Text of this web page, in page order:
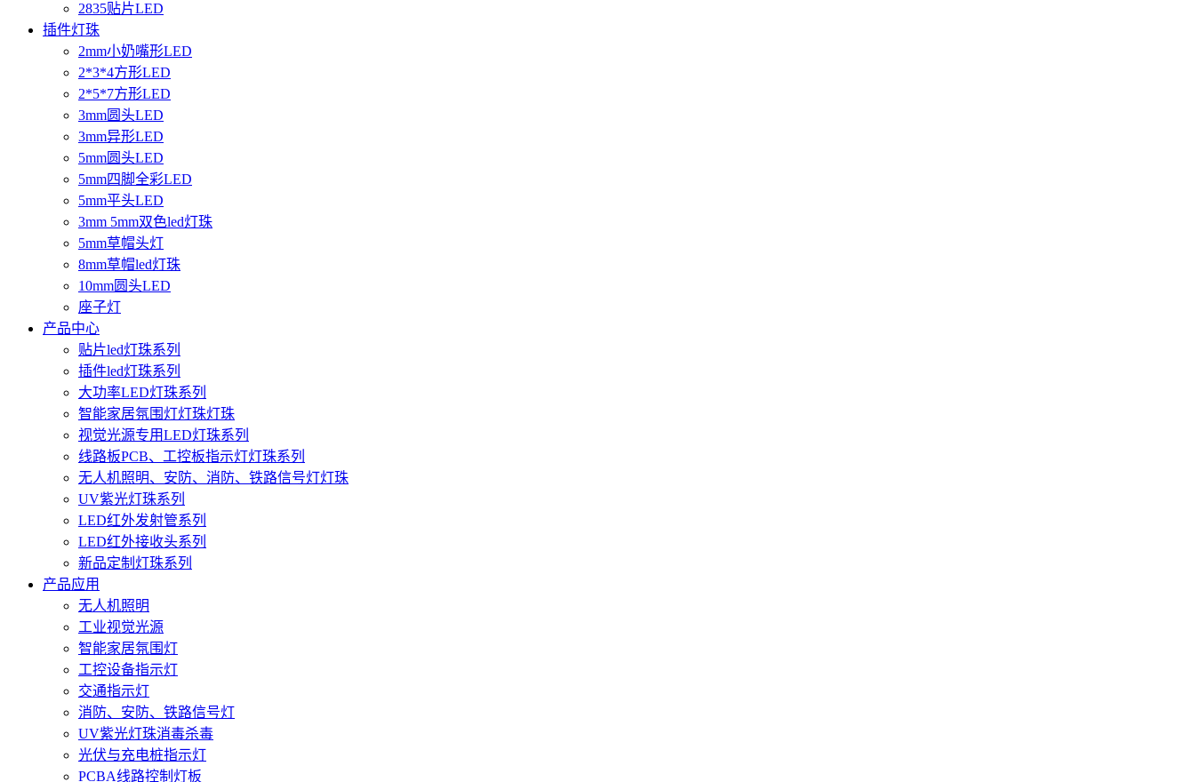
2835贴片LED
插件灯珠
2mm小奶嘴形LED
2*3*4方形LED
2*5*7方形LED
3mm圆头LED
3mm异形LED
5mm圆头LED
5mm四脚全彩LED
5mm平头LED
3mm 5mm双色led灯珠
5mm草帽头灯
8mm草帽led灯珠
10mm圆头LED
座子灯
产品中心
贴片led灯珠系列
插件led灯珠系列
大功率LED灯珠系列
智能家居氛围灯灯珠灯珠
视觉光源专用LED灯珠系列
线路板PCB、工控板指示灯灯珠系列
无人机照明、安防、消防、铁路信号灯灯珠
UV紫光灯珠系列
LED红外发射管系列
LED红外接收头系列
新品定制灯珠系列
产品应用
无人机照明
工业视觉光源
智能家居氛围灯
工控设备指示灯
交通指示灯
消防、安防、铁路信号灯
UV紫光灯珠消毒杀毒
光伏与充电桩指示灯
PCBA线路控制灯板